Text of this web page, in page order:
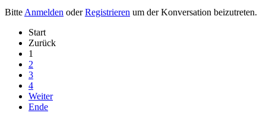
Bitte Anmelden oderRegistrieren um der Konversation beizutreten.
Start
Zurück
1
2
3
4
Weiter
Ende